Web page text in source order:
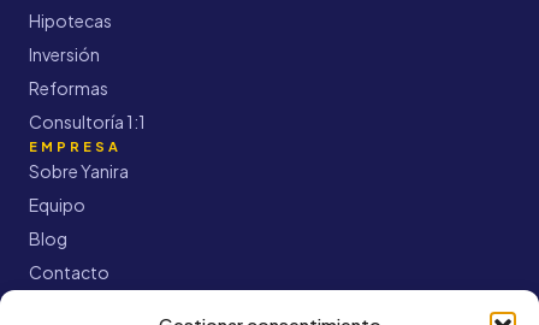
Hipotecas
Inversión
Reformas
Consultoría 1:1
EMPRESA
Sobre Yanira
Equipo
Blog
Contacto